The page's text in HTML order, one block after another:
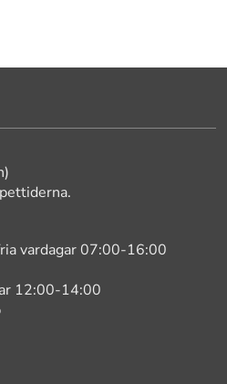
vardagar 07:00-16:00
12:00-14:00